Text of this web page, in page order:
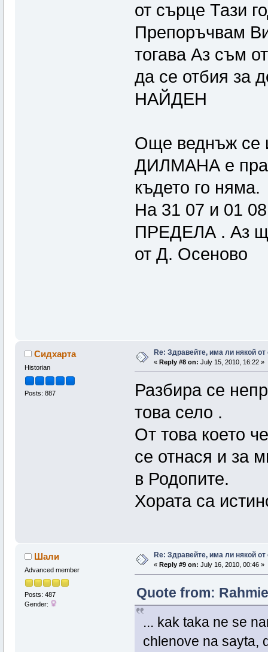
от сърце Тази
Препоръчвам
тогава Аз съм
да се отбия за
НАЙДЕН
Още веднъж се
ДИЛМАНА е
където го няма.
На 31 07 и 01
ПРЕДЕЛА . Аз
от Д. Осеново
Сидхарта
Historian
Posts: 887
Re: Здравейте, има ли някой
« Reply #8 on: July 15, 2010, 16:22 »
Разбира се
това село .
От това което
се отнася и за
в Родопите.
Хората са
Шали
Advanced member
Posts: 487
Gender:
Re: Здравейте, има ли някой
« Reply #9 on: July 16, 2010, 00:46 »
Quote from:
... kak taka ne se
chlenove na sayta,